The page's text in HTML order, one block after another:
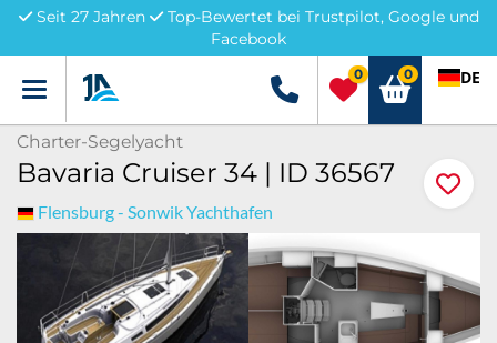
Seit 27 Jahren
Top-Bewertet bei Trustpilot, Google und
Facebook
Menü +49 5741 3222690
0 0 DE
Charter-Segelyacht
Bavaria Cruiser 34 | ID 36567
Flensburg - Sonwik Yachthafen